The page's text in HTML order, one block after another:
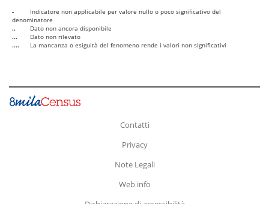
-
Indicatore non applicabile per valore nullo o poco significativo del
denominatore
..
Dato non ancora disponibile
...
Dato non rilevato
....
La mancanza o esiguità del fenomeno rende i valori non significativi
Contatti
Privacy
Note Legali
Web info